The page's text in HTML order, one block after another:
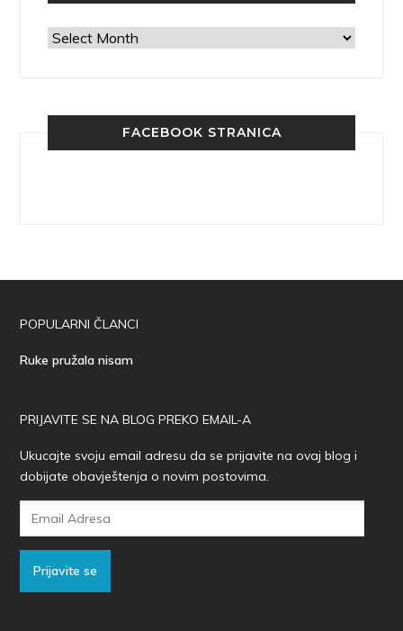
Arhiva
FACEBOOK STRANICA
POPULARNI ČLANCI
Ruke pružala nisam
PRIJAVITE SE NA BLOG PREKO EMAIL-A
Ukucajte svoju email adresu da se prijavite na ovaj blog i
dobijate obavještenja o novim postovima.
Prijavite se